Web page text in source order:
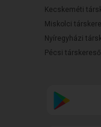
Kecskeméti
Miskolci
Nyíregyházi
Pécsi társkereső